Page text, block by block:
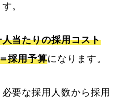
。
人当たりの採用コスト
採用予算になります。
要な採用人数から採用